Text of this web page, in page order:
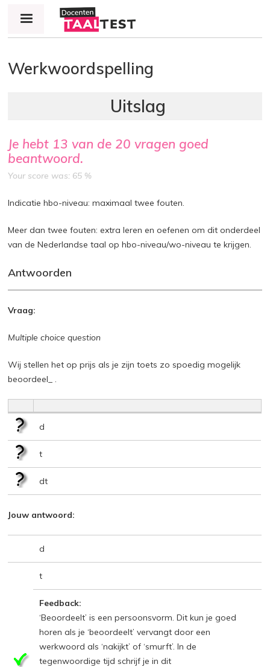
Werkwoordspelling
Je hebt 13 van de 20 vragen goed
beantwoord.
Your score was: 65 %
Indicatie hbo-niveau: maximaal twee fouten.
Meer dan twee fouten: extra leren en oefenen om dit onderdeel
van de Nederlandse taal op hbo-niveau/wo-niveau te krijgen.
Antwoorden
Vraag:
Multiple choice question
Wij stellen het op prijs als je zijn toets zo spoedig mogelijk
beoordeel_ .
d
t
dt
Jouw antwoord:
d
t
Feedback:
‘Beoordeelt’ is een persoonsvorm. Dit kun je goed
horen als je ‘beoordeelt’ vervangt door een
werkwoord als ‘nakijkt’ of ‘smurft’. In de
tegenwoordige tijd schrijf je in dit